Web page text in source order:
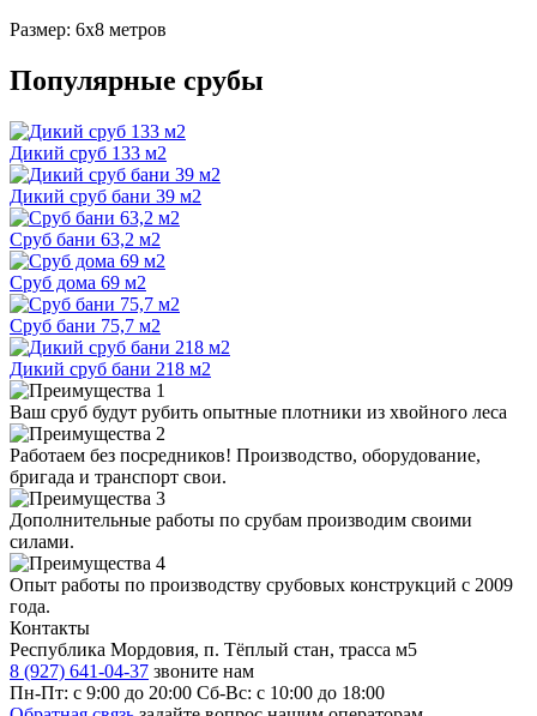
Размер: 6х8 метров
Популярные срубы
Дикий сруб 133 м2
Дикий сруб бани 39 м2
Сруб бани 63,2 м2
Сруб дома 69 м2
Сруб бани 75,7 м2
Дикий сруб бани 218 м2
Ваш сруб будут рубить опытные плотники из хвойного леса
Работаем без посредников! Производство, оборудование,
бригада и транспорт свои.
Дополнительные работы по срубам производим своими
силами.
Опыт работы по производству срубовых конструкций с 2009
года.
Контакты
Республика Мордовия, п. Тёплый стан, трасса м5
8 (927) 641-04-37 звоните нам
Пн-Пт: с 9:00 до 20:00 Сб-Вс: с 10:00 до 18:00